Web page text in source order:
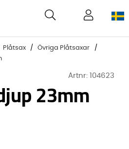
Plåtsax
Övriga Plåtsaxar
Artnr: 104623
23mm